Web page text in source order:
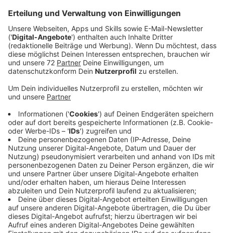
Anzeige
Purple Disco Machine, der Künstlername des
deutschen Disco-House-Produzenten Tino aus
Dresden, ist bekannt für seinen Nu-Disco-Sound und
zahlreiche Remixe für Schwergewichte aus der Club
und Pop Szene. Mit "Hypnotized" läutet er nun eine
neue Ära ein. Mit der Hilfe des britischen Indie-
Newcomers Sophie and the Giants wird die sofort
einnehmende Melodie und die Basslinie, die zum
Synonym für so viele seiner Hits geworden ist, durch
deren Gesang ergänzt.
Anzeige
Mit über 250 Millionen Streams über seine bisherigen